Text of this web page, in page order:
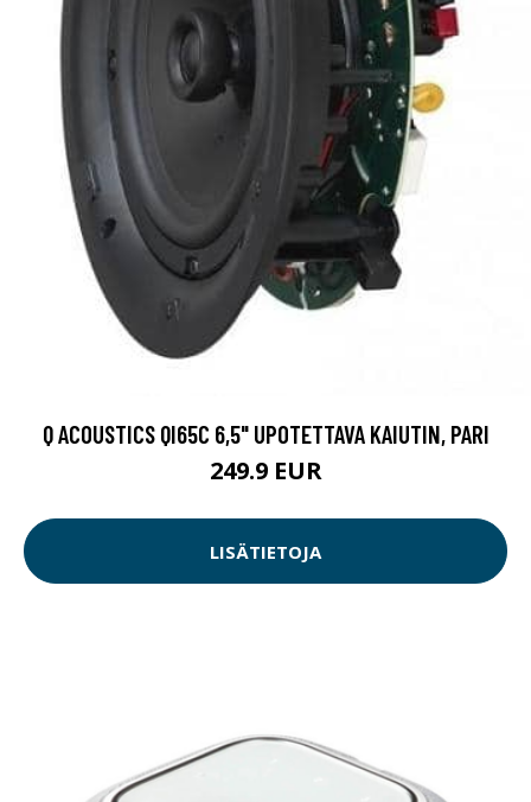
Q ACOUSTICS QI65C 6,5" UPOTETTAVA KAIUTIN, PARI
249.9 EUR
LISÄTIETOJA